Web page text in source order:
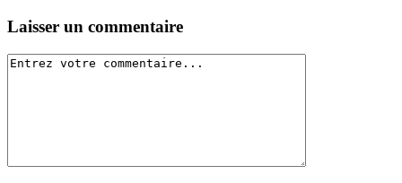
Laisser un commentaire